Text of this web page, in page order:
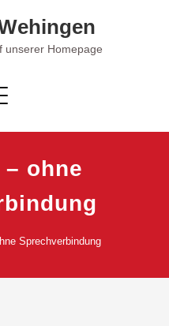
unserer Homepage
Navigation
– ohne
Sprechverbindung